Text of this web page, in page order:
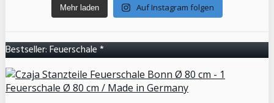
Mehr laden Auf Instagram folgen
Bestseller: Feuerschale *
Feuerschale Ø 80 cm / Made in Germany